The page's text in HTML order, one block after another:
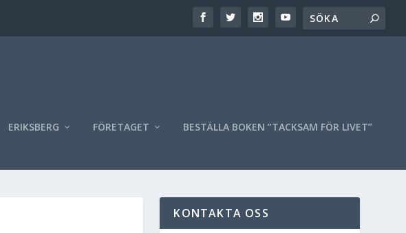
ERIKSBERG FÖRETAGET BESTÄLLA BOKEN ”TACKSAM FÖR LIVET”
KONTAKTA OSS